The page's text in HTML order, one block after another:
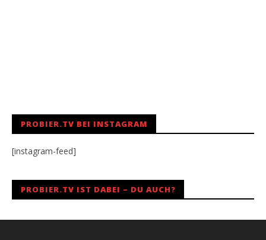
PROBIER.TV BEI INSTAGRAM
[instagram-feed]
PROBIER.TV IST DABEI – DU AUCH?